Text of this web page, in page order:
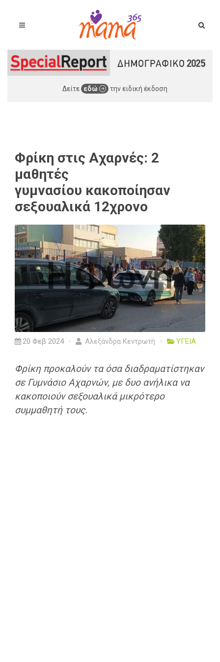
Δείτε εδώ την ειδική έκδοση
Φρίκη στις Αχαρνές: 2
μαθητές
γυμνασίου κακοποίησαν
σεξουαλικά 12χρονο
20 Φεβ 2024 Αλεξάνδρα Κεντρωτή ΥΓΕΙΑ
Φρίκη προκαλούν τα όσα διαδραματίστηκαν
σε Γυμνάσιο Αχαρνών, με δυο ανήλικα να
κακοποιούν σεξουαλικά μικρότερο
συμμαθητή τους.